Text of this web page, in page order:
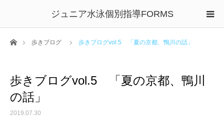
ジュニア水泳個別指導FORMS
ホーム歩きブログ 歩きブログvol.5 「夏の京都、鴨川の話」
歩きブログvol.5 「夏の京都、鴨川
の話」
2019.07.30